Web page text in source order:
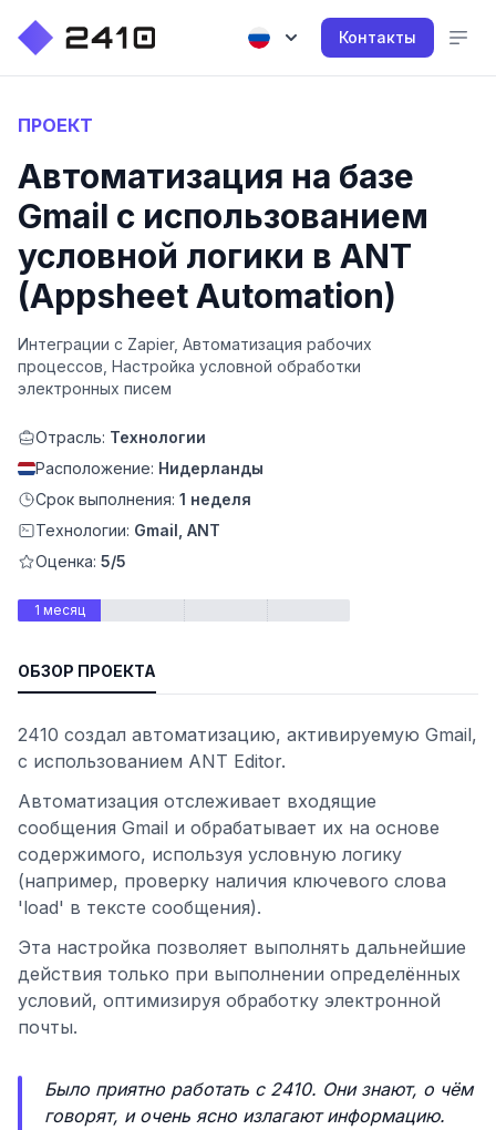
Контакты
ПРОЕКТ
Автоматизация на базе
Gmail с использованием
условной логики в ANT
(Appsheet Automation)
Интеграции с Zapier, Автоматизация рабочих
процессов, Настройка условной обработки
электронных писем
Отрасль: Технологии
Расположение: Нидерланды
Срок выполнения: 1 неделя
Технологии: Gmail, ANT
Оценка: 5/5
1 месяц
ОБЗОР ПРОЕКТА
2410 создал автоматизацию, активируемую Gmail,
с использованием ANT Editor.
Автоматизация отслеживает входящие
сообщения Gmail и обрабатывает их на основе
содержимого, используя условную логику
(например, проверку наличия ключевого слова
'load' в тексте сообщения).
Эта настройка позволяет выполнять дальнейшие
действия только при выполнении определённых
условий, оптимизируя обработку электронной
почты.
Было приятно работать с 2410. Они знают, о чём
говорят, и очень ясно излагают информацию.